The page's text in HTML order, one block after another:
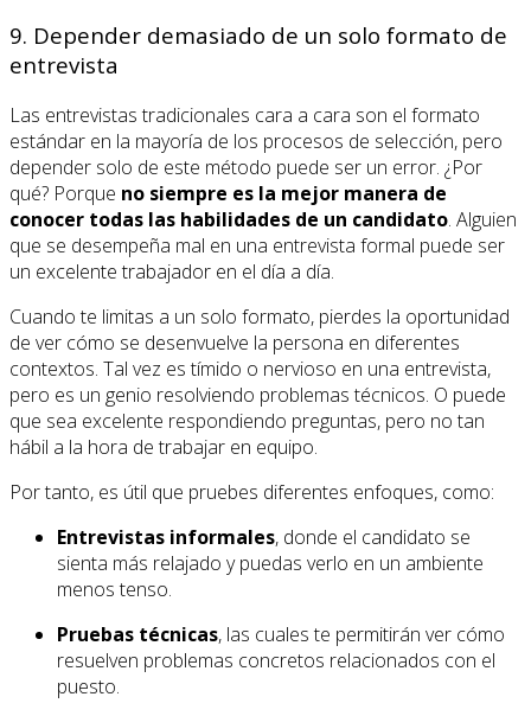
9. Depender demasiado de un solo formato de
entrevista
Las entrevistas tradicionales cara a cara son el formato
estándar en la mayoría de los procesos de selección, pero
depender solo de este método puede ser un error. ¿Por
qué? Porque no siempre es la mejor manera de
conocer todas las habilidades de un candidato. Alguien
que se desempeña mal en una entrevista formal puede ser
un excelente trabajador en el día a día.
Cuando te limitas a un solo formato, pierdes la oportunidad
de ver cómo se desenvuelve la persona en diferentes
contextos. Tal vez es tímido o nervioso en una entrevista,
pero es un genio resolviendo problemas técnicos. O puede
que sea excelente respondiendo preguntas, pero no tan
hábil a la hora de trabajar en equipo.
Por tanto, es útil que pruebes diferentes enfoques, como:
Entrevistas informales, donde el candidato se
sienta más relajado y puedas verlo en un ambiente
menos tenso.
Pruebas técnicas, las cuales te permitirán ver cómo
resuelven problemas concretos relacionados con el
puesto.